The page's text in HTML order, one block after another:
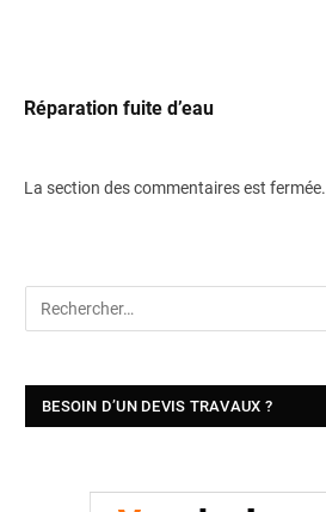
Réparation fuite d’eau
La section des commentaires est fermée.
BESOIN D’UN DEVIS TRAVAUX ?